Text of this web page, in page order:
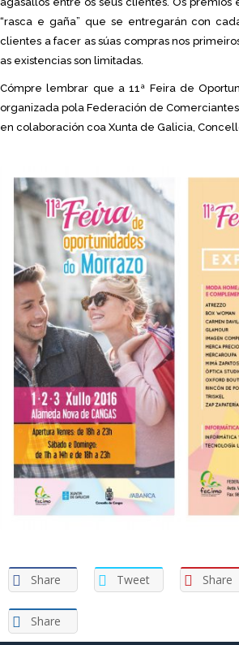
“rasca e gaña” que se entregarán con
clientes a facer as súas compras nos
as existencias son limitadas.
Cómpre lembrar que a 11ª Feira de
organizada pola Federación de
en colaboración coa Xunta de Galicia,
Share Tweet Share
Share